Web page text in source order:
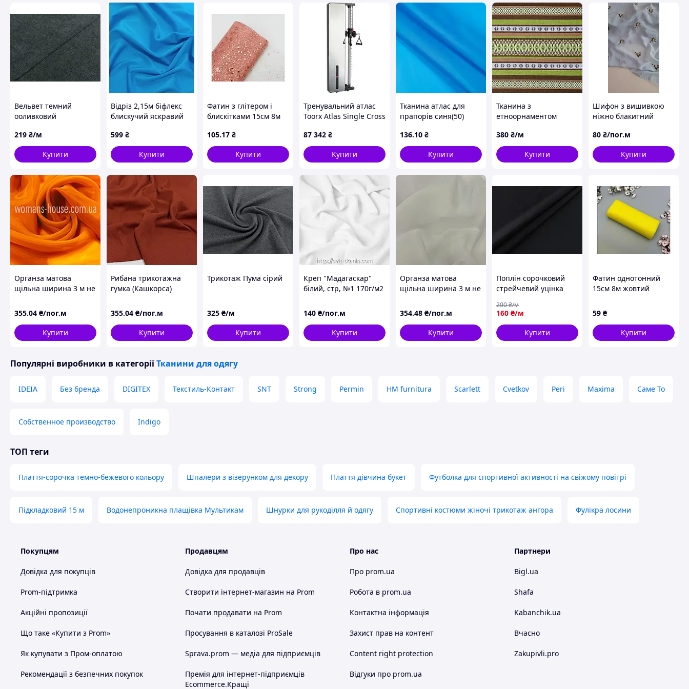
Вельвет темний
ооливковий
219 ₴/м
Купити
Відріз 2,15м біфлекс
блискучий яскравий
599 ₴
Купити
Фатин з глітером і
блискітками 15см 8м
Пудра-глітер) ТМ
КИТАЙ
105.17 ₴
Купити
Тренувальний атлас
Toorx Atlas Single Cross
87 342 ₴
Купити
Тканина атлас для
прапорів синя(50)
136.10 ₴
Купити
Тканина з
етноорнаментом
16/1106 фрагмент 35
см
380 ₴/м
Купити
Шифон з вишивкою
ніжно блакитний
80 ₴/пог.м
Купити
Органза матова
щільна ширина 3 м не
Оранж #39
355.04 ₴/пог.м
Купити
Рибана трикотажна
гумка (Кашкорса)
355.04 ₴/пог.м
Купити
Трикотаж Пума сірий
325 ₴/м
Купити
Креп "Мадагаскар"
білий, стр, №1 170г/м2
140 ₴/пог.м
Купити
Органза матова
щільна ширина 3 м не
Молочний #3
354.48 ₴/пог.м
Купити
Поплін сорочковий
стрейчевий уцінка
160 ₴/м
200₴/м
Купити
Фатин однотонний
15см 8м жовтий
однотон) ТМ КИТАЙ
59 ₴
Купити
Популярні виробники в категоріїТканини для одягу
IDEIA Без бренда DIGITEX Текстиль-Контакт SNT Strong Permin HM furnitura Scarlett Cvetkov Peri Maxima Саме То
Собственное производство Indigo
ТОП теги
Плаття-сорочка темно-бежевого кольору Шпалери з візерунком для декору Плаття дівчина букет Футболка для спортивної активності на свіжому повітрі
Підкладковий 15 м Водонепроникна плащівка Мультикам Шнурки для рукоділля й одягу Спортивні костюми жіночі трикотаж ангора Фулікра лосини
Покупцям
Довідка для покупців
Prom-підтримка
Акційні пропозиції
Що таке «Купити з Prom»
Як купувати з Пром-оплатою
Рекомендації з безпечних покупок
Продавцям
Довідка для продавців
Створити інтернет-магазин на Prom
Почати продавати на Prom
Просування в каталозі ProSale
Sprava.prom — медіа для підприємців
Премія для інтернет-підприємців
Ecommerce.Кращі
Про нас
Про prom.ua
Робота в prom.ua
Контактна інформація
Захист прав на контент
Content right protection
Відгуки про prom.ua
Партнери
Bigl.ua
Shafa
Kabanchik.ua
Вчасно
Zakupivli.pro